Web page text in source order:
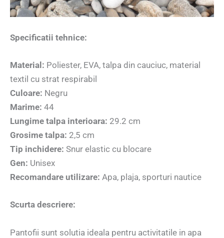
Specificatii tehnice:
Material: Poliester, EVA, talpa din cauciuc, material
textil cu strat respirabil
Culoare: Negru
Marime: 44
Lungime talpa interioara: 29.2 cm
Grosime talpa: 2,5 cm
Tip inchidere: Snur elastic cu blocare
Gen: Unisex
Recomandare utilizare: Apa, plaja, sporturi nautice
Scurta descriere:
Pantofii sunt solutia ideala pentru activitatile in apa